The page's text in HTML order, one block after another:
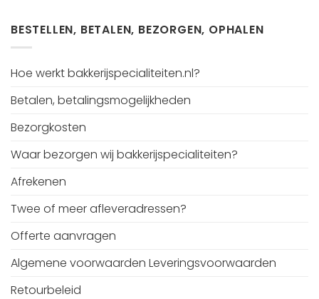
BESTELLEN, BETALEN, BEZORGEN, OPHALEN
Hoe werkt bakkerijspecialiteiten.nl?
Betalen, betalingsmogelijkheden
Bezorgkosten
Waar bezorgen wij bakkerijspecialiteiten?
Afrekenen
Twee of meer afleveradressen?
Offerte aanvragen
Algemene voorwaarden Leveringsvoorwaarden
Retourbeleid